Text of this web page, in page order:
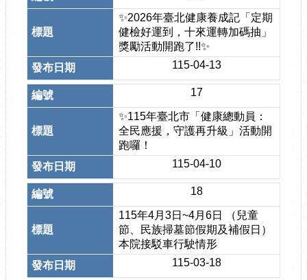
✨2026年臺北健康養成記「定期
健檢好運到，十來運轉加碼抽」
獎勵活動開跑了!!✨
115-04-13
17
✨115年臺北市「健康總動員：
全民應援，守護再升級」活動開
跑囉！
115-04-10
18
115年4月3日~4月6日 （兒童
節、民族掃墓節假期及補假日）
本院接駁車行駛情形
115-03-18